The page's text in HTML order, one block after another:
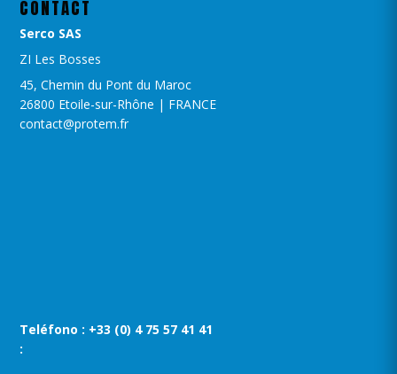
CONTACT
Serco SAS
ZI Les Bosses
45, Chemin du Pont du Maroc
26800 Etoile-sur-Rhône | FRANCE
contact@protem.fr
Teléfono : +33 (0) 4 75 57 41 41
: